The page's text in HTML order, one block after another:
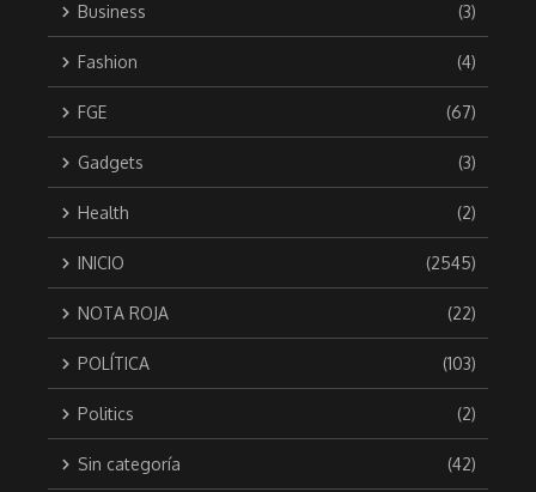
Business (3)
Fashion (4)
FGE (67)
Gadgets (3)
Health (2)
INICIO (2545)
NOTA ROJA (22)
POLÍTICA (103)
Politics (2)
Sin categoría (42)